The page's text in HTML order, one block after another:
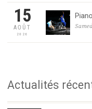
15
AOÛT
2026
Actualités